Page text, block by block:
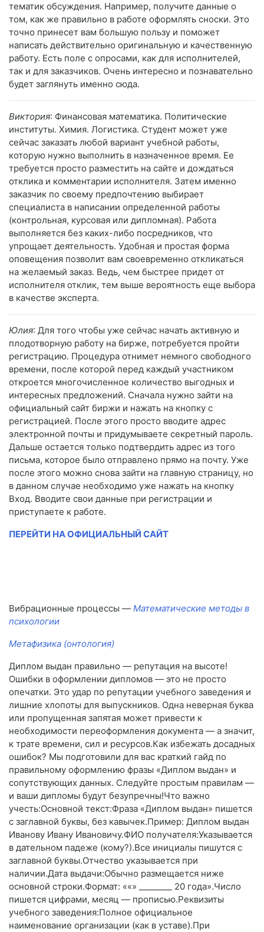
тематик обсуждения. Например, получите данные о
том, как же правильно в работе оформлять сноски. Это
точно принесет вам большую пользу и поможет
написать действительно оригинальную и качественную
работу. Есть поле с опросами, как для исполнителей,
так и для заказчиков. Очень интересно и познавательно
будет заглянуть именно сюда.
Виктория: Финансовая математика. Политические
институты. Химия. Логистика. Студент может уже
сейчас заказать любой вариант учебной работы,
которую нужно выполнить в назначенное время. Ее
требуется просто разместить на сайте и дождаться
отклика и комментарии исполнителя. Затем именно
заказчик по своему предпочтению выбирает
специалиста в написании определенной работы
(контрольная, курсовая или дипломная). Работа
выполняется без каких-либо посредников, что
упрощает деятельность. Удобная и простая форма
оповещения позволит вам своевременно откликаться
на желаемый заказ. Ведь, чем быстрее придет от
исполнителя отклик, тем выше вероятность еще выбора
в качестве эксперта.
Юлия: Для того чтобы уже сейчас начать активную и
плодотворную работу на бирже, потребуется пройти
регистрацию. Процедура отнимет немного свободного
времени, после которой перед каждый участником
откроется многочисленное количество выгодных и
интересных предложений. Сначала нужно зайти на
официальный сайт биржи и нажать на кнопку с
регистрацией. После этого просто вводите адрес
электронной почты и придумываете секретный пароль.
Дальше остается только подтвердить адрес из того
письма, которое было отправлено прямо на почту. Уже
после этого можно снова зайти на главную страницу, но
в данном случае необходимо уже нажать на кнопку
Вход. Вводите свои данные при регистрации и
приступаете к работе.
ПЕРЕЙТИ НА ОФИЦИАЛЬНЫЙ САЙТ
Вибрационные процессы — Математические методы в
психологии
Метафизика (онтология)
Диплом выдан правильно — репутация на высоте!
Ошибки в оформлении дипломов — это не просто
опечатки. Это удар по репутации учебного заведения и
лишние хлопоты для выпускников. Одна неверная буква
или пропущенная запятая может привести к
необходимости переоформления документа — а значит,
к трате времени, сил и ресурсов.Как избежать досадных
ошибок? Мы подготовили для вас краткий гайд по
правильному оформлению фразы «Диплом выдан» и
сопутствующих данных. Следуйте простым правилам —
и ваши дипломы будут безупречны!Что важно
учесть:Основной текст:Фраза «Диплом выдан» пишется
с заглавной буквы, без кавычек.Пример: Диплом выдан
Иванову Ивану Ивановичу.ФИО получателя:Указывается
в дательном падеже (кому?).Все инициалы пишутся с
заглавной буквы.Отчество указывается при
наличии.Дата выдачи:Обычно размещается ниже
основной строки.Формат: ««» ________ 20 года».Число
пишется цифрами, месяц — прописью.Реквизиты
учебного заведения:Полное официальное
наименование организации (как в уставе).При